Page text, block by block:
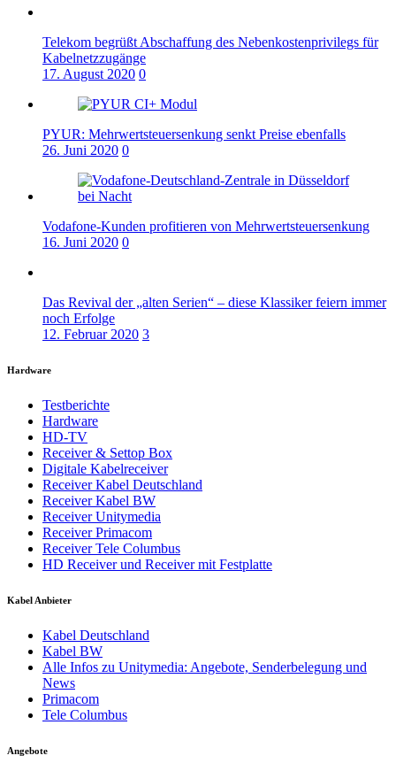
Telekom begrüßt Abschaffung des Nebenkostenprivilegs für
Kabelnetzzugänge
17. August 2020 0
PYUR: Mehrwertsteuersenkung senkt Preise ebenfalls
26. Juni 2020 0
Vodafone-Kunden profitieren von Mehrwertsteuersenkung
16. Juni 2020 0
Das Revival der „alten Serien“ – diese Klassiker feiern immer
noch Erfolge
12. Februar 2020 3
Hardware
Testberichte
Hardware
HD-TV
Receiver & Settop Box
Digitale Kabelreceiver
Receiver Kabel Deutschland
Receiver Kabel BW
Receiver Unitymedia
Receiver Primacom
Receiver Tele Columbus
HD Receiver und Receiver mit Festplatte
Kabel Anbieter
Kabel Deutschland
Kabel BW
Alle Infos zu Unitymedia: Angebote, Senderbelegung und
News
Primacom
Tele Columbus
Angebote